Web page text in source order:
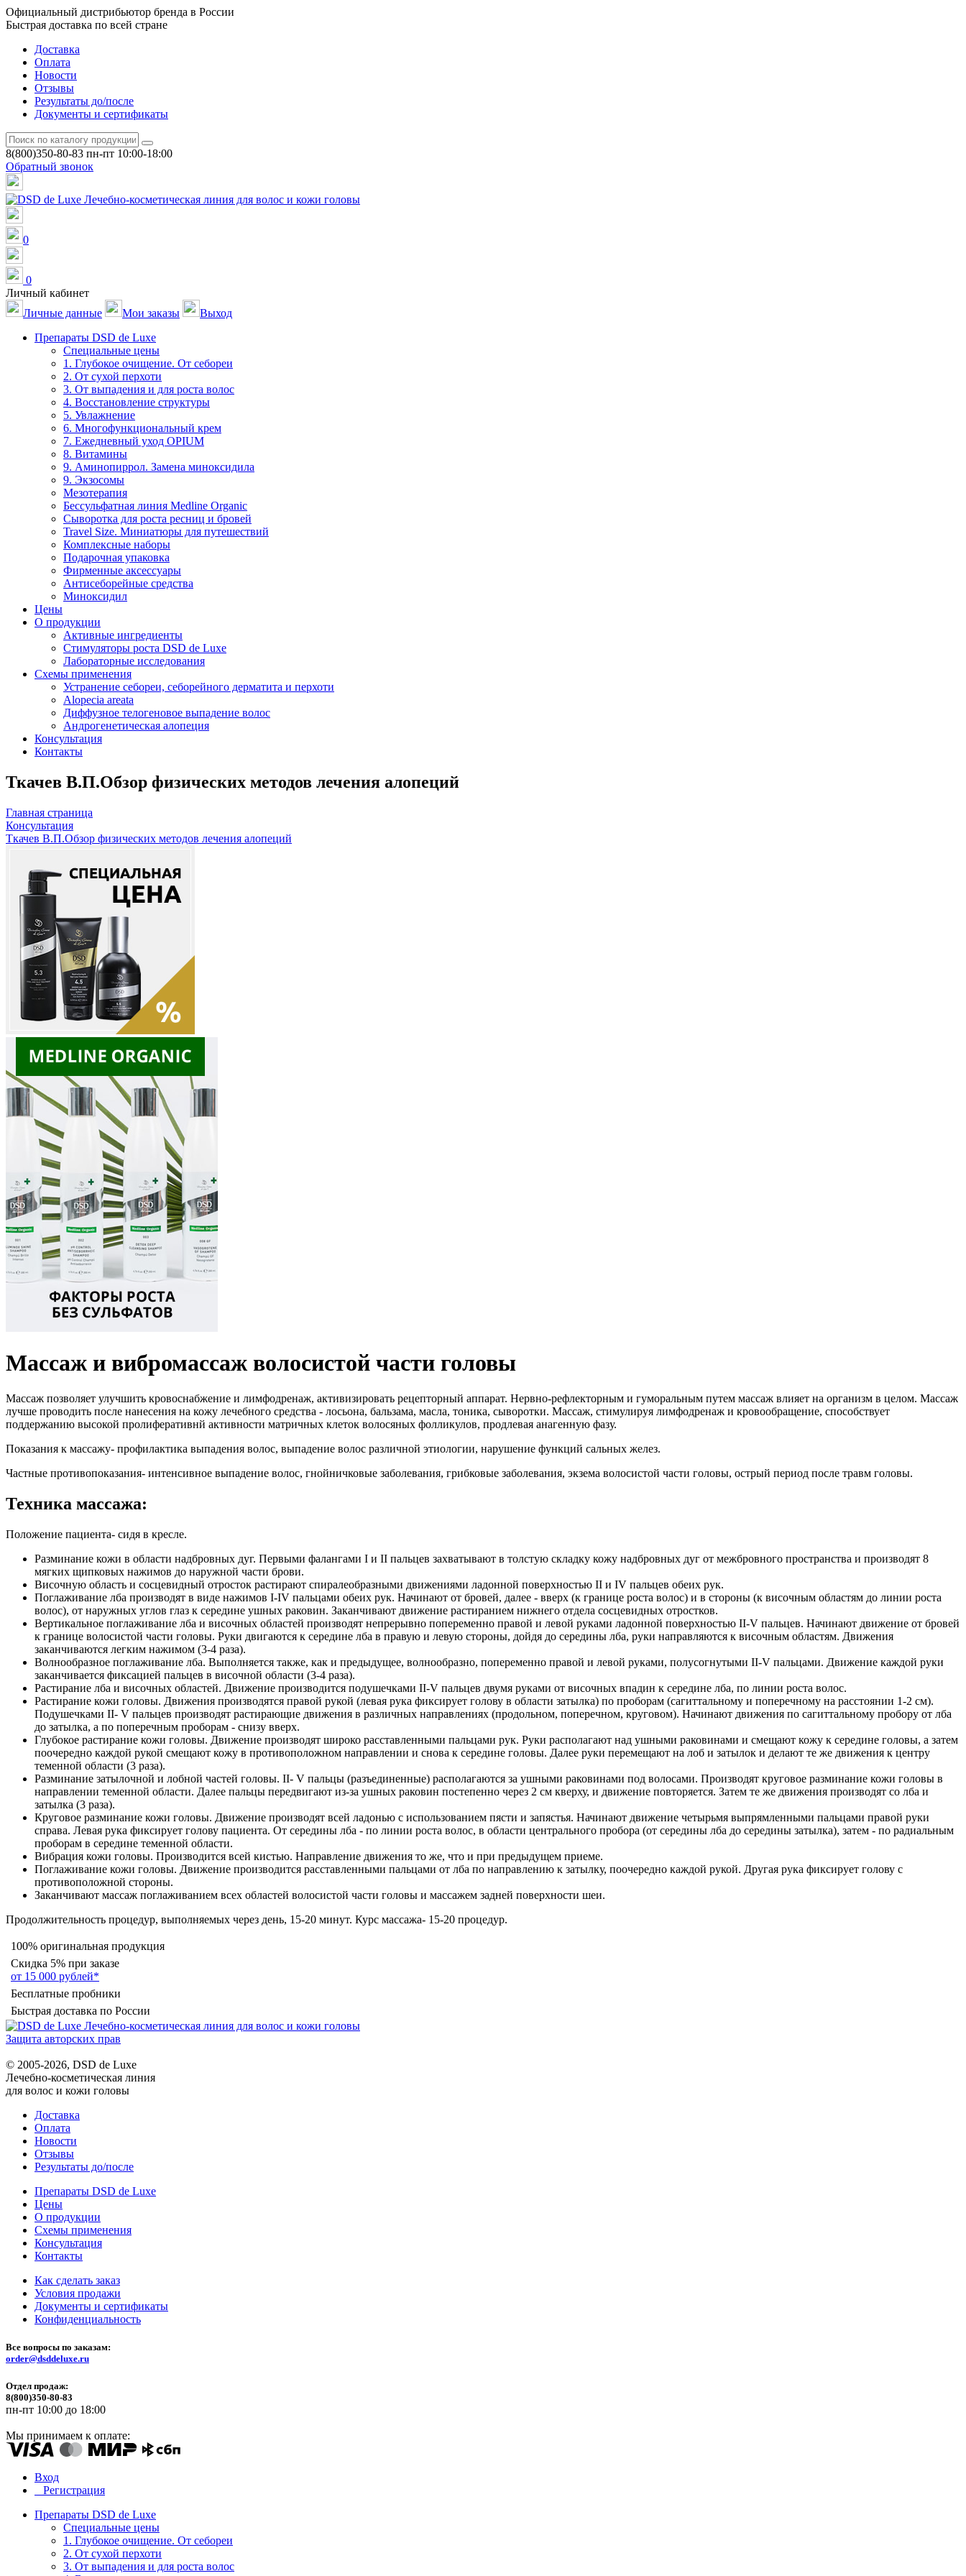
Официальный дистрибьютор бренда в России
Быстрая доставка по всей стране
Доставка
Оплата
Новости
Отзывы
Результаты до/после
Документы и сертификаты
8(800)350-80-83 пн-пт 10:00-18:00
Обратный звонок
0
0
Личный кабинет
Личные данные
Мои заказы
Выход
Препараты DSD de Luxe
Специальные цены
1. Глубокое очищение. От себореи
2. От сухой перхоти
3. От выпадения и для роста волос
4. Восстановление структуры
5. Увлажнение
6. Многофункциональный крем
7. Ежедневный уход OPIUM
8. Витамины
9. Аминопиррол. Замена миноксидила
9. Экзосомы
Мезотерапия
Бессульфатная линия Medline Organic
Сыворотка для роста ресниц и бровей
Travel Size. Миниатюры для путешествий
Комплексные наборы
Подарочная упаковка
Фирменные аксессуары
Антисеборейные средства
Миноксидил
Цены
О продукции
Активные ингредиенты
Стимуляторы роста DSD de Luxe
Лабораторные исследования
Схемы применения
Устранение себореи, себорейного дерматита и перхоти
Alopecia areata
Диффузное телогеновое выпадение волос
Андрогенетическая алопеция
Консультация
Контакты
Ткачев В.П.Обзор физических методов лечения алопеций
Главная страница
Консультация
Ткачев В.П.Обзор физических методов лечения алопеций
Массаж и вибромассаж волосистой части головы
Массаж позволяет улучшить кровоснабжение и лимфодренаж, активизировать рецепторный аппарат. Нервно-рефлекторным и гуморальным путем массаж влияет на организм в целом. Массаж
лучше проводить после нанесения на кожу лечебного средства - лосьона, бальзама, масла, тоника, сыворотки. Массаж, стимулируя лимфодренаж и кровообращение, способствует
поддержанию высокой пролиферативнй активности матричных клеток волосяных фолликулов, продлевая анагенную фазу.
Показания к массажу- профилактика выпадения волос, выпадение волос различной этиологии, нарушение функций сальных желез.
Частные противопоказания- интенсивное выпадение волос, гнойничковые заболевания, грибковые заболевания, экзема волосистой части головы, острый период после травм головы.
Техника массажа:
Положение пациента- сидя в кресле.
Разминание кожи в области надбровных дуг. Первыми фалангами I и II пальцев захватывают в толстую складку кожу надбровных дуг от межбровного пространства и производят 8
мягких щипковых нажимов до наружной части брови.
Височную область и сосцевидный отросток растирают спиралеобразными движениями ладонной поверхностью II и IV пальцев обеих рук.
Поглаживание лба производят в виде нажимов I-IV пальцами обеих рук. Начинают от бровей, далее - вверх (к границе роста волос) и в стороны (к височным областям до линии роста
волос), от наружных углов глаз к середине ушных раковин. Заканчивают движение растиранием нижнего отдела сосцевидных отростков.
Вертикальное поглаживание лба и височных областей производят непрерывно попеременно правой и левой руками ладонной поверхностью II-V пальцев. Начинают движение от бровей
к границе волосистой части головы. Руки двигаются к середине лба в правую и левую стороны, дойдя до середины лба, руки направляются к височным областям. Движения
заканчиваются легким нажимом (3-4 раза).
Волнообразное поглаживание лба. Выполняется также, как и предыдущее, волнообразно, попеременно правой и левой руками, полусогнутыми II-V пальцами. Движение каждой руки
заканчивается фиксацией пальцев в височной области (3-4 раза).
Растирание лба и височных областей. Движение производится подушечками II-V пальцев двумя руками от височных впадин к середине лба, по линии роста волос.
Растирание кожи головы. Движения производятся правой рукой (левая рука фиксирует голову в области затылка) по проборам (сагиттальному и поперечному на расстоянии 1-2 см).
Подушечками II- V пальцев производят растирающие движения в различных направлениях (продольном, поперечном, круговом). Начинают движения по сагиттальному пробору от лба
до затылка, а по поперечным проборам - снизу вверх.
Глубокое растирание кожи головы. Движение производят широко расставленными пальцами рук. Руки располагают над ушными раковинами и смещают кожу к середине головы, а затем
поочередно каждой рукой смещают кожу в противоположном направлении и снова к середине головы. Далее руки перемещают на лоб и затылок и делают те же движения к центру
теменной области (3 раза).
Разминание затылочной и лобной частей головы. II- V пальцы (разъединенные) располагаются за ушными раковинами под волосами. Производят круговое разминание кожи головы в
направлении теменной области. Далее пальцы передвигают из-за ушных раковин постепенно через 2 см кверху, и движение повторяется. Затем те же движения производят со лба и
затылка (3 раза).
Круговое разминание кожи головы. Движение производят всей ладонью с использованием пясти и запястья. Начинают движение четырьмя выпрямленными пальцами правой руки
справа. Левая рука фиксирует голову пациента. От середины лба - по линии роста волос, в области центрального пробора (от середины лба до середины затылка), затем - по радиальным
проборам в середине теменной области.
Вибрация кожи головы. Производится всей кистью. Направление движения то же, что и при предыдущем приеме.
Поглаживание кожи головы. Движение производится расставленными пальцами от лба по направлению к затылку, поочередно каждой рукой. Другая рука фиксирует голову с
противоположной стороны.
Заканчивают массаж поглаживанием всех областей волосистой части головы и массажем задней поверхности шеи.
Продолжительность процедур, выполняемых через день, 15-20 минут. Курс массажа- 15-20 процедур.
100% оригинальная продукция
Скидка 5% при заказе
от 15 000 рублей*
Бесплатные пробники
Быстрая доставка по России
Защита авторских прав
© 2005-2026, DSD de Luxe
Лечебно-косметическая линия
для волос и кожи головы
Доставка
Оплата
Новости
Отзывы
Результаты до/после
Препараты DSD de Luxe
Цены
О продукции
Схемы применения
Консультация
Контакты
Как сделать заказ
Условия продажи
Документы и сертификаты
Конфиденциальность
Все вопросы по заказам:
order@dsddeluxe.ru
Отдел продаж:
8(800)350-80-83
пн-пт 10:00 до 18:00
Мы принимаем к оплате:
Вход
Регистрация
Препараты DSD de Luxe
Специальные цены
1. Глубокое очищение. От себореи
2. От сухой перхоти
3. От выпадения и для роста волос